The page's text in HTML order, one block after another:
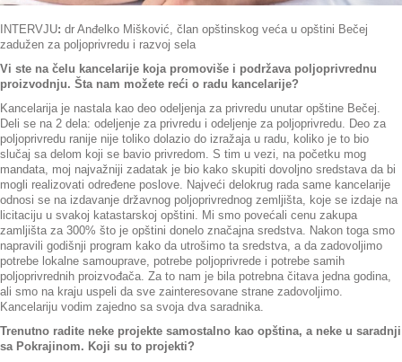
INTERVJU: dr Anđelko Mišković, član opštinskog veća u opštini Bečej
zadužen za poljoprivredu i razvoj sela
Vi ste na čelu kancelarije koja promoviše i podržava poljoprivrednu
proizvodnju. Šta nam možete reći o radu kancelarije?
Kancelarija je nastala kao deo odeljenja za privredu unutar opštine Bečej.
Deli se na 2 dela: odeljenje za privredu i odeljenje za poljoprivredu. Deo za
poljoprivredu ranije nije toliko dolazio do izražaja u radu, koliko je to bio
slučaj sa delom koji se bavio privredom. S tim u vezi, na početku mog
mandata, moj najvažniji zadatak je bio kako skupiti dovoljno sredstava da bi
mogli realizovati određene poslove. Najveći delokrug rada same kancelarije
odnosi se na izdavanje državnog poljoprivrednog zemljišta, koje se izdaje na
licitaciju u svakoj katastarskoj opštini. Mi smo povećali cenu zakupa
zamljišta za 300% što je opštini donelo značajna sredstva. Nakon toga smo
napravili godišnji program kako da utrošimo ta sredstva, a da zadovoljimo
potrebe lokalne samouprave, potrebe poljoprivrede i potrebe samih
poljoprivrednih proizvođača. Za to nam je bila potrebna čitava jedna godina,
ali smo na kraju uspeli da sve zainteresovane strane zadovoljimo.
Kancelariju vodim zajedno sa svoja dva saradnika.
Trenutno radite neke projekte samostalno kao opština, a neke u saradnji
sa Pokrajinom. Koji su to projekti?